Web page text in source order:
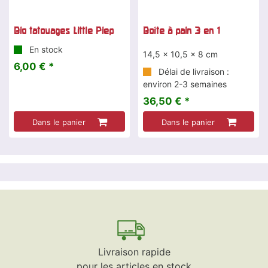
Bio tatouages Little Piep
En stock
6,00 € *
Dans le panier
Boîte à pain 3 en 1
14,5 x 10,5 x 8 cm
Délai de livraison :
environ 2-3 semaines
36,50 € *
Dans le panier
Livraison rapide